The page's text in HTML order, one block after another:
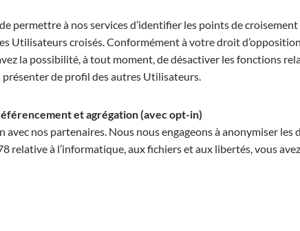
à nos services d’identifier les points de croisement
Utilisateurs croisés. Conformément à votre droit
la possibilité, à tout moment, de désactiver les fonctions
présenter de profil des autres Utilisateurs.
et agrégation (avec opt-in)
nos partenaires. Nous nous engageons à anonymiser
relative à l’informatique, aux fichiers et aux libertés, vous